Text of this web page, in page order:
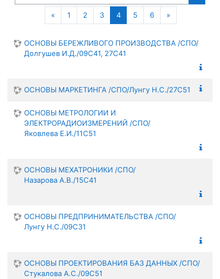
Поиск
« Предыдущая страница
1 2 3 4(текущая)
5 6 »
ОСНОВЫ БЕРЕЖЛИВОГО ПРОИЗВОДСТВА /СПО/
Долгушев И.Д./09С41, 27С41
ОСНОВЫ МАРКЕТИНГА /СПО/Лунгу Н.С./27С51
ОСНОВЫ МЕТРОЛОГИИ И
ЭЛЕКТРОРАДИОИЗМЕРЕНИЙ /СПО/
Яковлева Е.И./11С51
ОСНОВЫ МЕХАТРОНИКИ /СПО/
Назарова А.В./15С41
ОСНОВЫ ПРЕДПРИНИМАТЕЛЬСТВА /СПО/
Лунгу Н.С./09С31
ОСНОВЫ ПРОЕКТИРОВАНИЯ БАЗ ДАННЫХ /СПО/
Стукалова А.С./09С51